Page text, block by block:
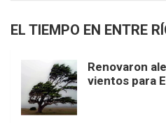
EL TIEMPO EN ENTRE
Renovaron
vientos para